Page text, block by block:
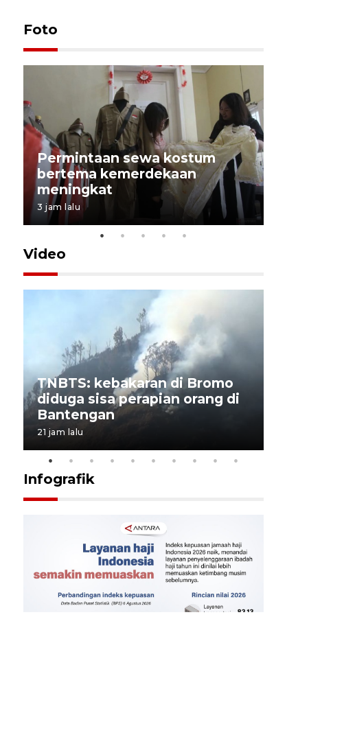
Foto
Permintaan sewa kostum
bertema kemerdekaan
meningkat
3 jam lalu
Video
TNBTS: kebakaran di Bromo
diduga sisa perapian orang di
Bantengan
21 jam lalu
Infografik